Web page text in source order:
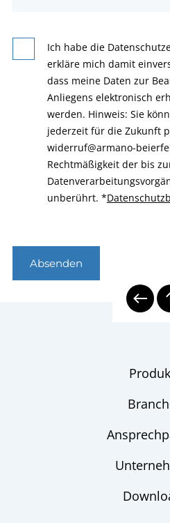
Ich habe die
erkläre mich damit
dass meine Daten zur
Anliegens elektronisch
werden. Hinweis: Sie
jederzeit für die Zukunft
widerruf@armano-
Rechtmäßigkeit der bis
unberührt. *
Absenden